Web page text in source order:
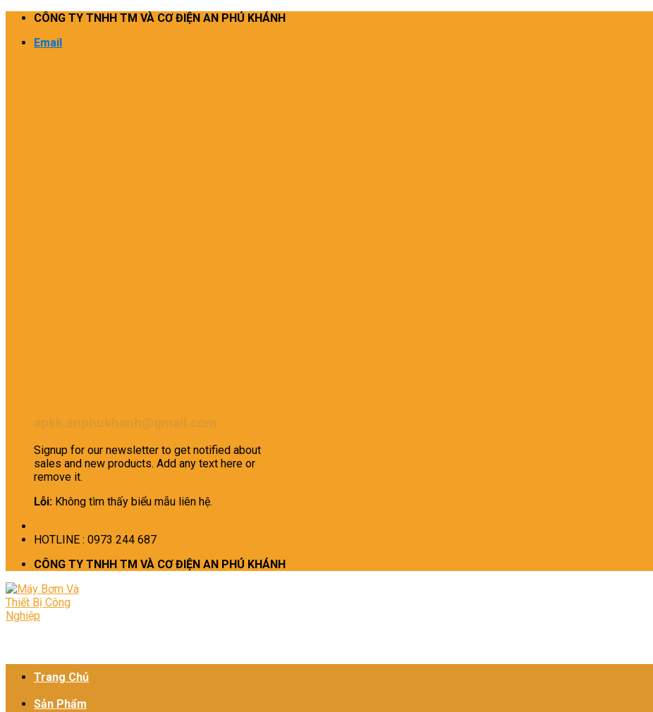
Skip
content
CÔNG TY TNHH TM VÀ CƠ ĐIỆN AN PHÚ KHÁNH
Email
Signup for our newsletter to get notified about
sales and new products. Add any text here or
remove it.
Lỗi: Không tìm thấy biểu mẫu liên hệ.
HOTLINE : 0973 244 687
CÔNG TY TNHH TM VÀ CƠ ĐIỆN AN PHÚ KHÁNH
Trang Chủ
Sản Phẩm